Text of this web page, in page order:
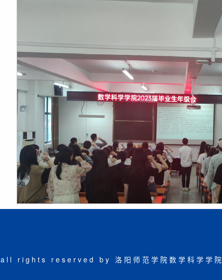
all rights reserved by 洛阳师范学院数学科学学院